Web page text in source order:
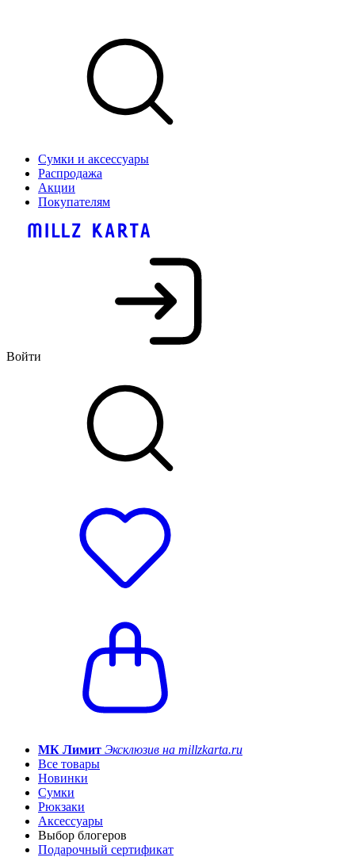
Сумки и аксессуары
Распродажа
Акции
Покупателям
Войти
МК Лимит Эксклюзив на millzkarta.ru
Все товары
Новинки
Сумки
Рюкзаки
Аксессуары
Выбор блогеров
Подарочный сертификат